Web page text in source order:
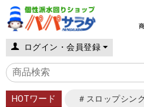
ログイン・会員登録
HOTワード ＃スロップシン